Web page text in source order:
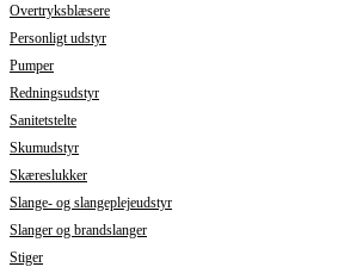
Overtryksblæsere
Personligt udstyr
Pumper
Redningsudstyr
Sanitetstelte
Skumudstyr
Skæreslukker
Slange- og slangeplejeudstyr
Slanger og brandslanger
Stiger